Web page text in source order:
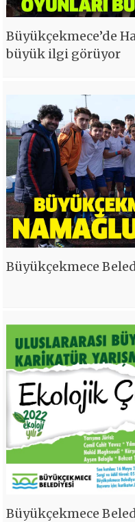
Büyükçekmece’de
büyük ilgi görüyor
Büyükçekmece
Büyükçekmece